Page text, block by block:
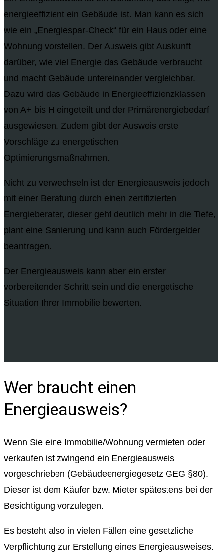
energieeffizient ein Gebäude ist. Man kann es sich
wie ein „Energiespar-Check“ für ein Haus oder eine
Wohnung vorstellen. Der Ausweis gibt Auskunft
darüber, wie viel Energie das Gebäude verbraucht
und macht Gebäude untereinander vergleichbar.
Dazu wird das Gebäude in Energieeffizienzklassen
von A+ bis H eingeteilt und der Primärenergiebedarf
ausgewiesen. Zudem gibt der Ausweis erste
Vorschläge zu energetischen
Optimierungsmaßnahmen.
Nicht zu verwechseln ist der Energieausweis jedoch
mit einer Beratung durch einen zertifizierten
Energieberater, dieser geht deutlich mehr in die Tiefe,
plant eine Sanierung und kann auch Fördergelder
beantragen.
Der Energieausweis kann aber ein erster
vorbereitender Schritt sein und die energetische
Situation Ihrer Immobilie bewerten.
Wer braucht einen
Energieausweis?
Wenn Sie eine Immobilie/Wohnung vermieten oder
verkaufen ist zwingend ein Energieausweis
vorgeschrieben (Gebäudeenergiegesetz GEG §80).
Dieser ist dem Käufer bzw. Mieter spätestens bei der
Besichtigung vorzulegen.
Es besteht also in vielen Fällen eine gesetzliche
Verpflichtung zur Erstellung eines Energieausweises.